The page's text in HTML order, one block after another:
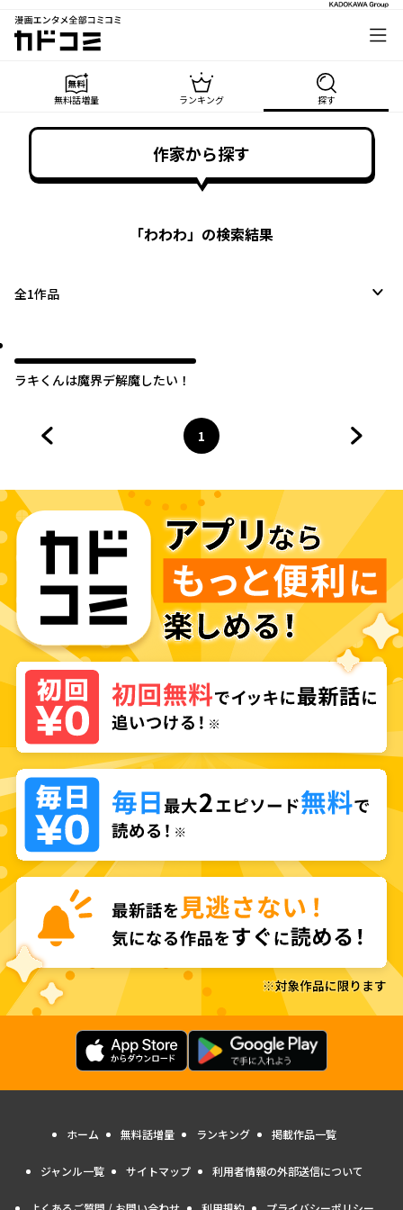
漫画エンタメ全部コミコミ
カドコミ
無料話増量 ランキング 探す
作家から探す
「わわわ」の検索結果
全1作品
ラキくんは魔界デ解魔したい！
ページ
1
へ
ホーム 無料話増量 ランキング 掲載作品一覧
ジャンル一覧 サイトマップ 利用者情報の外部送信について